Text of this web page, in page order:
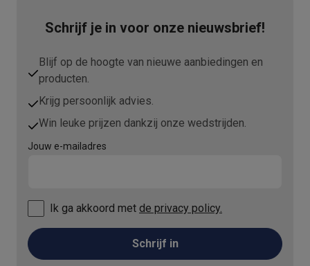
Schrijf je in voor onze nieuwsbrief!
Blijf op de hoogte van nieuwe aanbiedingen en
producten.
Krijg persoonlijk advies.
Win leuke prijzen dankzij onze wedstrijden.
Jouw e-mailadres
Ik ga akkoord met de privacy policy.
Schrijf in